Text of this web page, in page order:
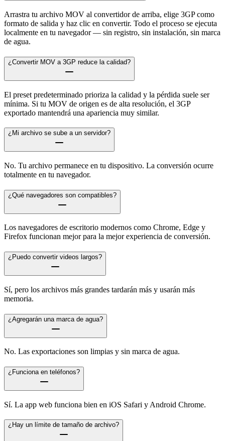
Arrastra tu archivo MOV al convertidor de arriba, elige 3GP como
formato de salida y haz clic en convertir. Todo el proceso se ejecuta
localmente en tu navegador — sin registro, sin instalación, sin marca
de agua.
¿Convertir MOV a 3GP reduce la calidad?
El preset predeterminado prioriza la calidad y la pérdida suele ser
mínima. Si tu MOV de origen es de alta resolución, el 3GP
exportado mantendrá una apariencia muy similar.
¿Mi archivo se sube a un servidor?
No. Tu archivo permanece en tu dispositivo. La conversión ocurre
totalmente en tu navegador.
¿Qué navegadores son compatibles?
Los navegadores de escritorio modernos como Chrome, Edge y
Firefox funcionan mejor para la mejor experiencia de conversión.
¿Puedo convertir videos largos?
Sí, pero los archivos más grandes tardarán más y usarán más
memoria.
¿Agregarán una marca de agua?
No. Las exportaciones son limpias y sin marca de agua.
¿Funciona en teléfonos?
Sí. La app web funciona bien en iOS Safari y Android Chrome.
¿Hay un límite de tamaño de archivo?